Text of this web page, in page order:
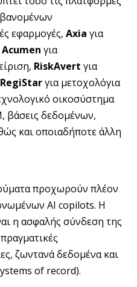
εφαρμογές, Axia για
Acumen για
RiskAvert για
RegiStarγια μετοχολόγια
οικοσύστημα
βάσεις δεδομένων,
και οποιαδήποτε άλλη
προχωρούν πλέον
AI copilots. Η
η ασφαλής σύνδεση της
ζωντανά δεδομένα και
of record).